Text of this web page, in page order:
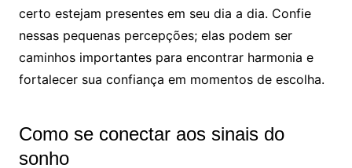
certo estejam presentes em seu dia a dia. Confie
nessas pequenas percepções; elas podem ser
caminhos importantes para encontrar harmonia e
fortalecer sua confiança em momentos de escolha.
Como se conectar aos sinais do
sonho